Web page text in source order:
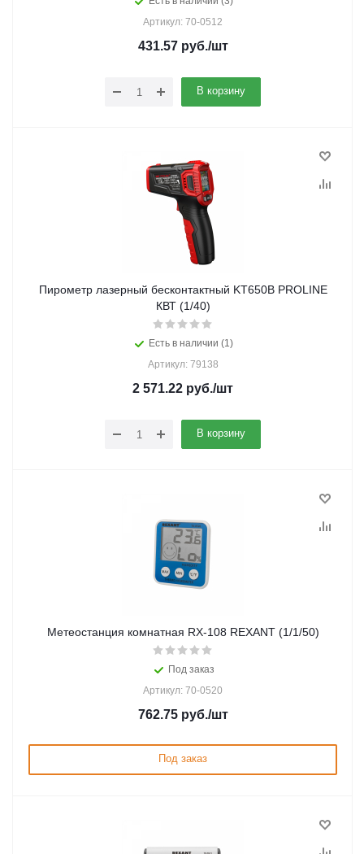
Артикул: 70-0512
431.57руб./шт
В корзину
Пирометр лазерный бесконтактный KT650B PROLINE
КВТ (1/40)
Есть в наличии (1)
Артикул: 79138
2 571.22 руб./шт
В корзину
Метеостанция комнатная RX-108 REXANT (1/1/50)
Под заказ
Артикул: 70-0520
762.75руб./шт
Под заказ